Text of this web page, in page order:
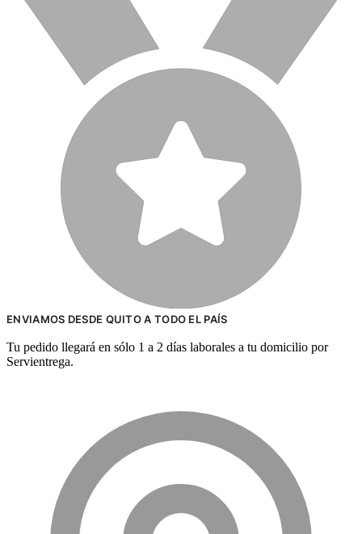
ENVIAMOS DESDE QUITO A TODO EL PAÍS
Tu pedido llegará en sólo 1 a 2 días laborales a tu domicilio por
Servientrega.